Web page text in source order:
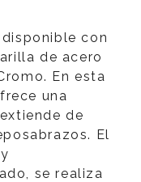
con
de acero
En esta
una
de
El
se realiza